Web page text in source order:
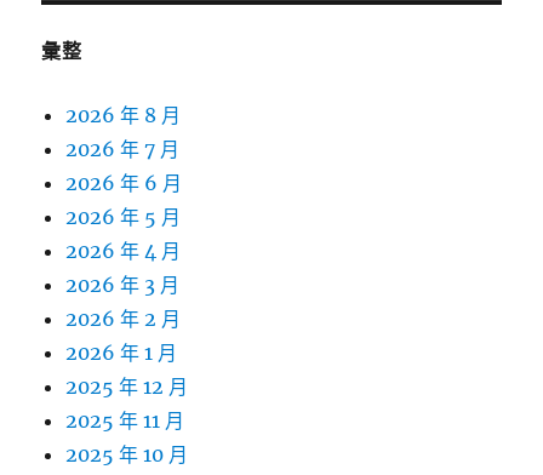
彙整
2026 年 8 月
2026 年 7 月
2026 年 6 月
2026 年 5 月
2026 年 4 月
2026 年 3 月
2026 年 2 月
2026 年 1 月
2025 年 12 月
2025 年 11 月
2025 年 10 月